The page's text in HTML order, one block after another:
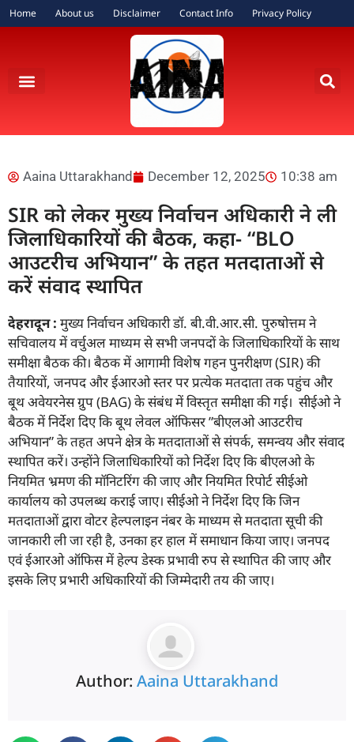
Home About us Disclaimer Contact Info Privacy Policy
Aaina Uttarakhand December 12, 2025 10:38 am
SIR को लेकर मुख्य निर्वाचन अधिकारी ने ली
जिलाधिकारियों की बैठक, कहा- “BLO
आउटरीच अभियान” के तहत मतदाताओं से
करें संवाद स्थापित
देहरादून : मुख्य निर्वाचन अधिकारी डॉ. बी.वी.आर.सी. पुरुषोत्तम ने
सचिवालय में वर्चुअल माध्यम से सभी जनपदों के जिलाधिकारियों के साथ
समीक्षा बैठक की। बैठक में आगामी विशेष गहन पुनरीक्षण (SIR) की
तैयारियों, जनपद और ईआरओ स्तर पर प्रत्येक मतदाता तक पहुंच और
बूथ अवेयरनेस ग्रुप (BAG) के संबंध में विस्तृत समीक्षा की गई। सीईओ ने
बैठक में निर्देश दिए कि बूथ लेवल ऑफिसर ”बीएलओ आउटरीच
अभियान” के तहत अपने क्षेत्र के मतदाताओं से संपर्क, समन्वय और संवाद
स्थापित करें। उन्होंने जिलाधिकारियों को निर्देश दिए कि बीएलओ के
नियमित भ्रमण की मॉनिटरिंग की जाए और नियमित रिपोर्ट सीईओ
कार्यालय को उपलब्ध कराई जाए। सीईओ ने निर्देश दिए कि जिन
मतदाताओं द्वारा वोटर हेल्पलाइन नंबर के माध्यम से मतदाता सूची की
जानकारी ली जा रही है, उनका हर हाल में समाधान किया जाए। जनपद
एवं ईआरओ ऑफिस में हेल्प डेस्क प्रभावी रुप से स्थापित की जाए और
इसके लिए प्रभारी अधिकारियों की जिम्मेदारी तय की जाए।
Author: Aaina Uttarakhand